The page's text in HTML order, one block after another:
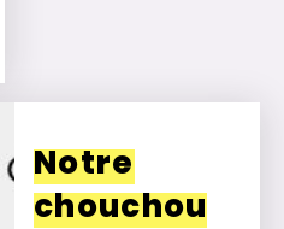
Notre
chouchou